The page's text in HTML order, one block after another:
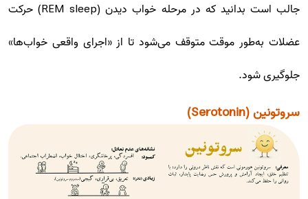
جالب است بدانید که در مرحله خواب دیدن (REM sleep) حرکت
عضلات به‌طور موقت متوقف می‌شود تا از «اجرای واقعی خواب‌ها»
جلوگیری شود.
سروتونین (Serotonin)